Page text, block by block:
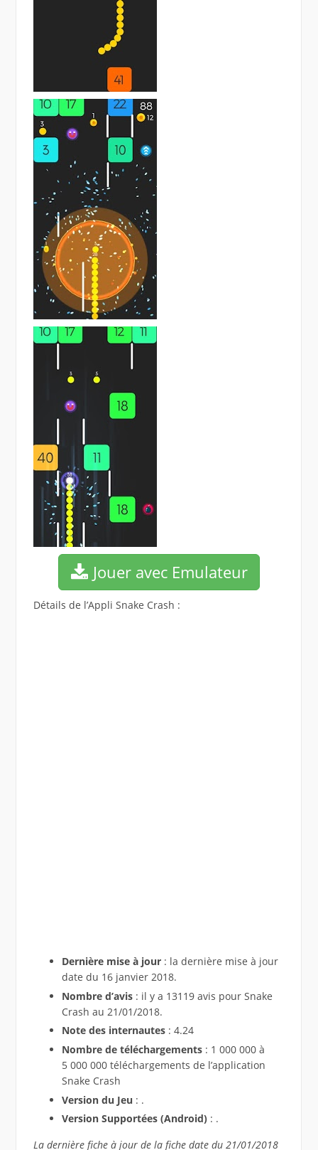
Jouer avec Emulateur
Détails de l’Appli Snake Crash :
Dernière mise à jour: la dernière mise à jour
date du 16 janvier 2018.
Nombre d’avis: il y a 13119 avis pour Snake
Crash au 21/01/2018.
Note des internautes: 4.24
Nombre de téléchargements : 1 000 000 à
5 000 000 téléchargements de l’application
Snake Crash
Version du Jeu : .
Version Supportées (Android): .
La dernière fiche à jour de la fiche date du 21/01/2018